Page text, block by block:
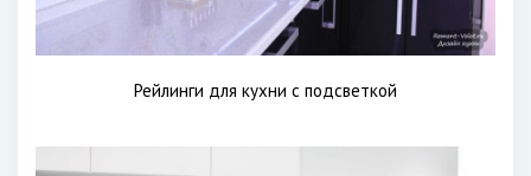
Рейлинги для кухни с подсветкой